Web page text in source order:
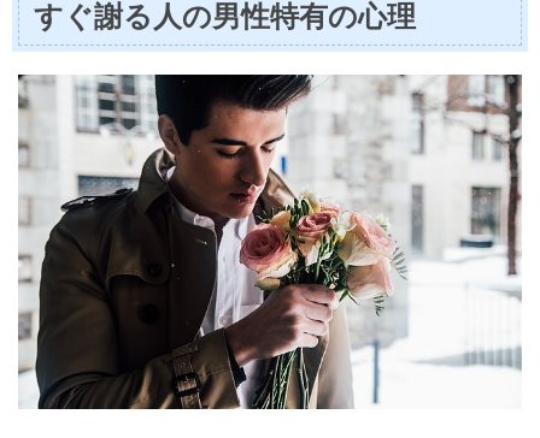
すぐ謝る人の男性特有の心理